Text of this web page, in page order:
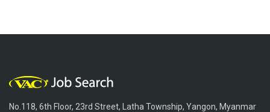
No.118, 6th Floor, 23rd Street, Latha Township, Yangon, Myanmar